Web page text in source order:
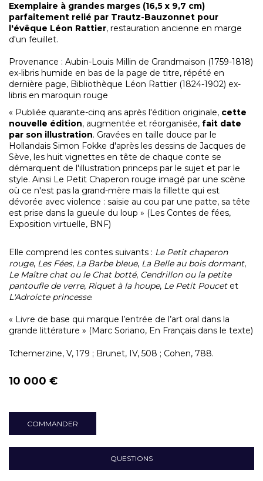
Exemplaire à grandes marges (16,5 x 9,7 cm)
parfaitement relié par Trautz-Bauzonnet pour
l'évêque Léon Rattier, restauration ancienne en marge
d'un feuillet.
Provenance : Aubin-Louis Millin de Grandmaison (1759-1818)
ex-libris humide en bas de la page de titre, répété en
dernière page, Bibliothèque Léon Rattier (1824-1902) ex-
libris en maroquin rouge
« Publiée quarante-cinq ans après l'édition originale, cette
nouvelle édition, augmentée et réorganisée, fait date
par son illustration. Gravées en taille douce par le
Hollandais Simon Fokke d'après les dessins de Jacques de
Sève, les huit vignettes en tête de chaque conte se
démarquent de l'illustration princeps par le sujet et par le
style. Ainsi Le Petit Chaperon rouge imagé par une scène
où ce n'est pas la grand-mère mais la fillette qui est
dévorée avec violence : saisie au cou par une patte, sa tête
est prise dans la gueule du loup » (Les Contes de fées,
Exposition virtuelle, BNF)
Elle comprend les contes suivants : Le Petit chaperon
rouge, Les Fées, La Barbe bleue, La Belle au bois dormant,
Le Maître chat ou le Chat botté, Cendrillon ou la petite
pantoufle de verre, Riquet à la houpe, Le Petit Poucetet
L'Adroicte princesse.
« Livre de base qui marque l’entrée de l’art oral dans la
grande littérature » (Marc Soriano, En Français dans le texte)
Tchemerzine, V, 179 ; Brunet, IV, 508 ; Cohen, 788.
10 000 €
COMMANDER
QUESTIONS